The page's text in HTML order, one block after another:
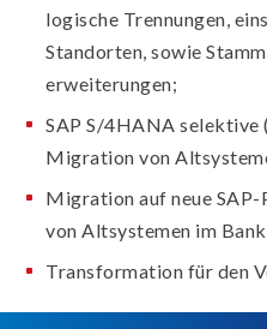
logische Trennungen,
Standorten, sowie
erweiterungen;
SAP S/4HANA
Migration von
Migration auf neue
von Altsystemen im
Transformation für den